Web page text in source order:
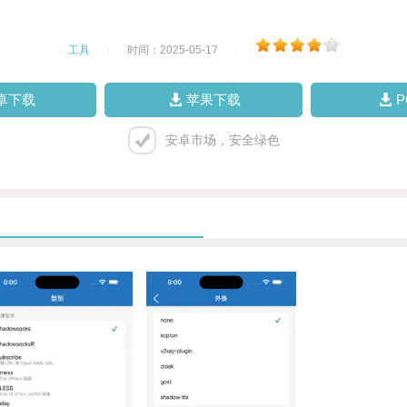
工具 时间：2025-05-17
下载 苹果下载
安卓市场，安全绿色